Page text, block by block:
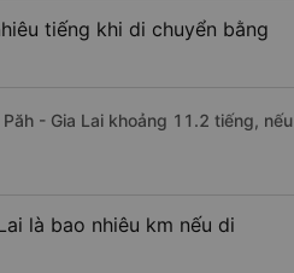
tiếng khi di chuyển bằng
- Gia Lai khoảng 11.2 tiếng, nếu
là bao nhiêu km nếu di